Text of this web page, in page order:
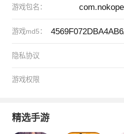
游戏包名：
游戏md5：
隐私协议
游戏权限
精选手游